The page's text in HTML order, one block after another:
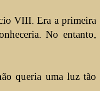
VIII. Era a primeira
No entanto,
queria uma luz tão